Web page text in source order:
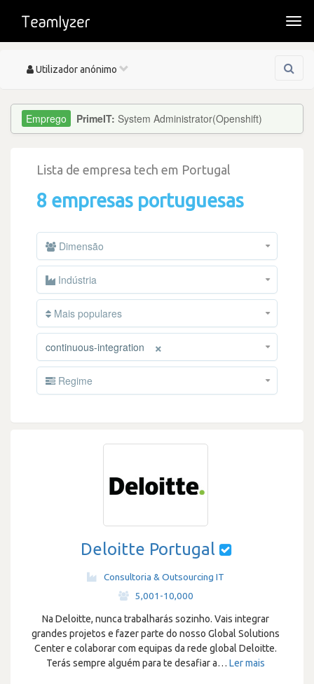
Toggle
Utilizador anónimo
PrimeIT: System Administrator(Openshift)
Lista de empresa tech em Portugal
8 empresas portuguesas
Dimensão
Indústria
Mais populares
×
continuous-integration
Regime
Deloitte Portugal
Consultoria & Outsourcing IT
5,001-10,000
Na Deloitte, nunca trabalharás sozinho. Vais integrar
grandes projetos e fazer parte do nosso Global Solutions
Center e colaborar com equipas da rede global Deloitte.
Terás sempre alguém para te desafiar a… Ler mais